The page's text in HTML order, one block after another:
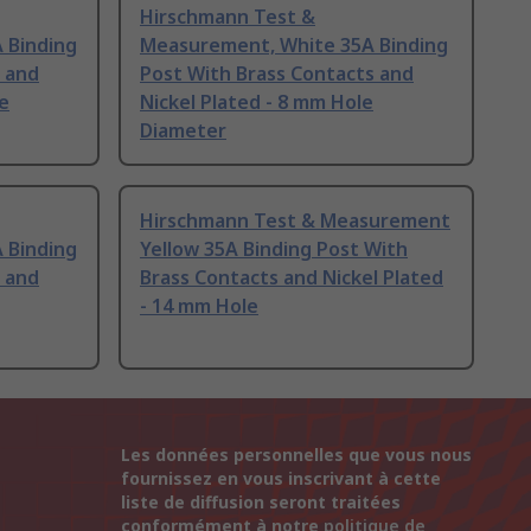
Binding
Hirschmann Test &
Measurement, White 35A Binding
Post With Brass Contacts and
Nickel Plated - 8 mm Hole
Diameter
Binding
Hirschmann Test & Measurement
Yellow 35A Binding Post With
Brass Contacts and Nickel Plated
- 14 mm Hole
Les données personnelles que vous nous
fournissez en vous inscrivant à cette
liste de diffusion seront traitées
conformément à notre politique de